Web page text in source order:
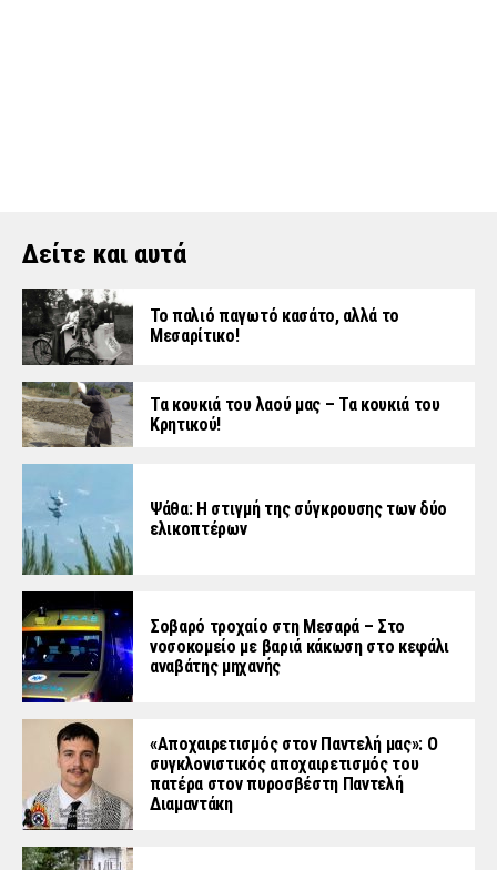
Δείτε και αυτά
Το παλιό παγωτό κασάτο, αλλά το
Μεσαρίτικο!
Τα κουκιά του λαού μας – Τα κουκιά του
Κρητικού!
Ψάθα: Η στιγμή της σύγκρουσης των δύο
ελικοπτέρων
Σοβαρό τροχαίο στη Μεσαρά – Στο
νοσοκομείο με βαριά κάκωση στο κεφάλι
αναβάτης μηχανής
«Aποχαιρετισμός στον Παντελή μας»: Ο
συγκλονιστικός αποχαιρετισμός του
πατέρα στον πυροσβέστη Παντελή
Διαμαντάκη